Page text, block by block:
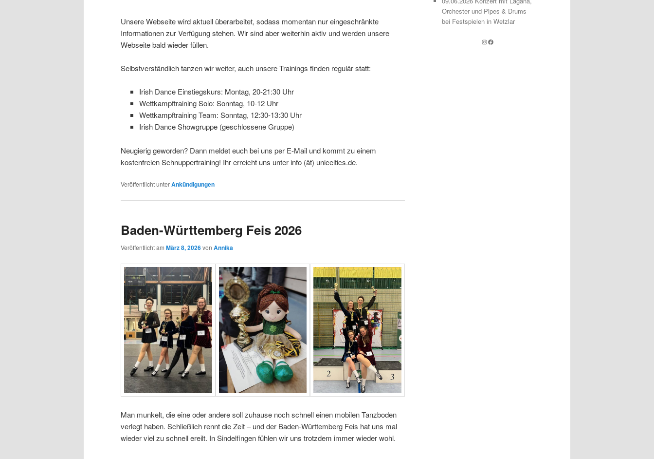
Unsere Webseite wird aktuell überarbeitet, sodass momentan nur eingeschränkte
Informationen zur Verfügung stehen. Wir sind aber weiterhin aktiv und werden unsere
Webseite bald wieder füllen.
Selbstverständlich tanzen wir weiter, auch unsere Trainings finden regulär statt:
Irish Dance Einstiegskurs: Montag, 20-21:30 Uhr
Wettkampftraining Solo: Sonntag, 10-12 Uhr
Wettkampftraining Team: Sonntag, 12:30-13:30 Uhr
Irish Dance Showgruppe (geschlossene Gruppe)
Neugierig geworden? Dann meldet euch bei uns per E-Mail und kommt zu einem
kostenfreien Schnuppertraining! Ihr erreicht uns unter info (ät) uniceltics.de.
Veröffentlicht unterAnkündigungen
Baden-Württemberg Feis 2026
Veröffentlicht am März 8, 2026von Annika
Man munkelt, die eine oder andere soll zuhause noch schnell einen mobilen Tanzboden
verlegt haben. Schließlich rennt die Zeit – und der Baden-Württemberg Feis hat uns mal
wieder viel zu schnell ereilt. In Sindelfingen fühlen wir uns trotzdem immer wieder wohl.
Orchester und Pipes & Drums
bei Festspielen in Wetzlar
Instagram
Facebook